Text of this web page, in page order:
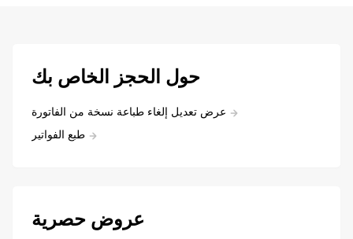
حول الحجز الخاص بك
عرض تعديل إلغاء طباعة نسخة من الفاتورة
طبع الفواتير
عروض حصرية